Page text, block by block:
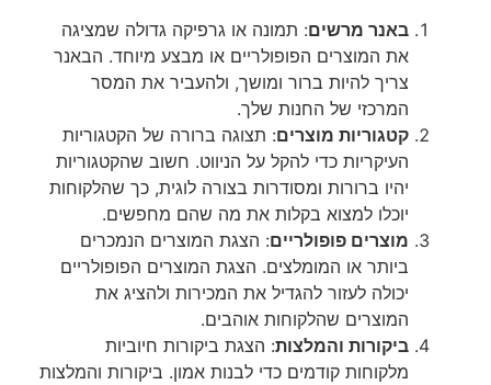
באנר מרשים: תמונה או גרפיקה גדולה שמציגה
את המוצרים הפופולריים או מבצע מיוחד. הבאנר
צריך להיות ברור ומושך, ולהעביר את המסר
המרכזי של החנות שלך.
קטגוריות מוצרים: תצוגה ברורה של הקטגוריות
העיקריות כדי להקל על הניווט. חשוב שהקטגוריות
יהיו ברורות ומסודרות בצורה לוגית, כך שהלקוחות
יוכלו למצוא בקלות את מה שהם מחפשים.
מוצרים פופולריים: הצגת המוצרים הנמכרים
ביותר או המומלצים. הצגת המוצרים הפופולריים
יכולה לעזור להגדיל את המכירות ולהציג את
המוצרים שהלקוחות אוהבים.
ביקורות והמלצות: הצגת ביקורות חיוביות
מלקוחות קודמים כדי לבנות אמון. ביקורות והמלצות